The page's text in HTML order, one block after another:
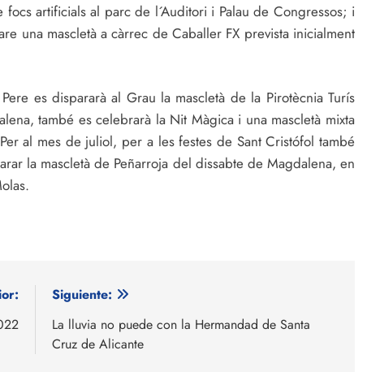
artificials al parc de l´Auditori i Palau de Congressos; i
una mascletà a càrrec de Caballer FX prevista inicialment
es dispararà al Grau la mascletà de la Pirotècnia Turís
també es celebrarà la Nit Màgica i una mascletà mixta
al mes de juliol, per a les festes de Sant Cristófol també
la mascletà de Peñarroja del dissabte de Magdalena, en
Siguiente:
La lluvia no puede con la Hermandad de Santa
Cruz de Alicante